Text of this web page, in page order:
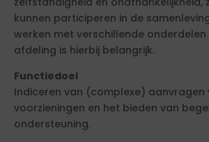
kunnen participeren in de
werken met verschillende onderdelen
afdeling is hierbij belangrijk.
Functiedoel
Indiceren van (complexe) aanvragen
voorzieningen en het bieden van
ondersteuning.